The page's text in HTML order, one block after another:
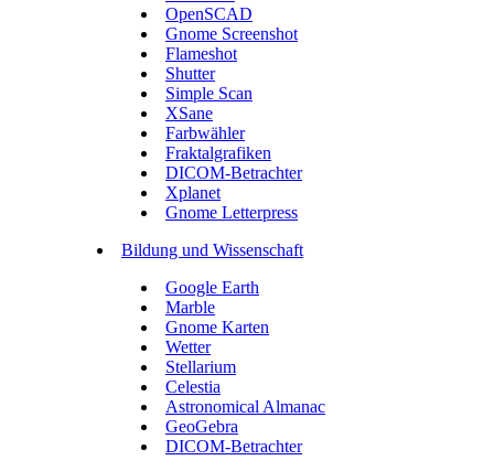
OpenSCAD
Gnome Screenshot
Flameshot
Shutter
Simple Scan
XSane
Farbwähler
Fraktalgrafiken
DICOM-Betrachter
Xplanet
Gnome Letterpress
Bildung und Wissenschaft
Google Earth
Marble
Gnome Karten
Wetter
Stellarium
Celestia
Astronomical Almanac
GeoGebra
DICOM-Betrachter